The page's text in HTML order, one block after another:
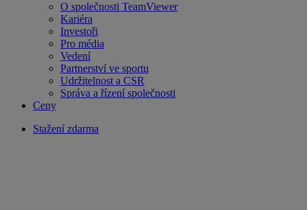
O společnosti TeamViewer
Kariéra
Investoři
Pro média
Vedení
Partnerství ve sportu
Udržitelnost a CSR
Správa a řízení společnosti
Ceny
Stažení zdarma